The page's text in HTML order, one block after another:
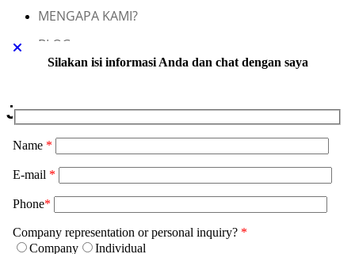
MENGAPA KAMI?
BLOG
Jasa Maklon CISAS
Jasa Maklon Skincare
Jasa Maklon Sabun Transparan
Jasa Maklon Haircare
Jasa Maklon Bodycare
Silakan isi informasi Anda dan chat dengan saya
Name *
E-mail *
Phone*
Company representation or personal inquiry? *
Company
Individual